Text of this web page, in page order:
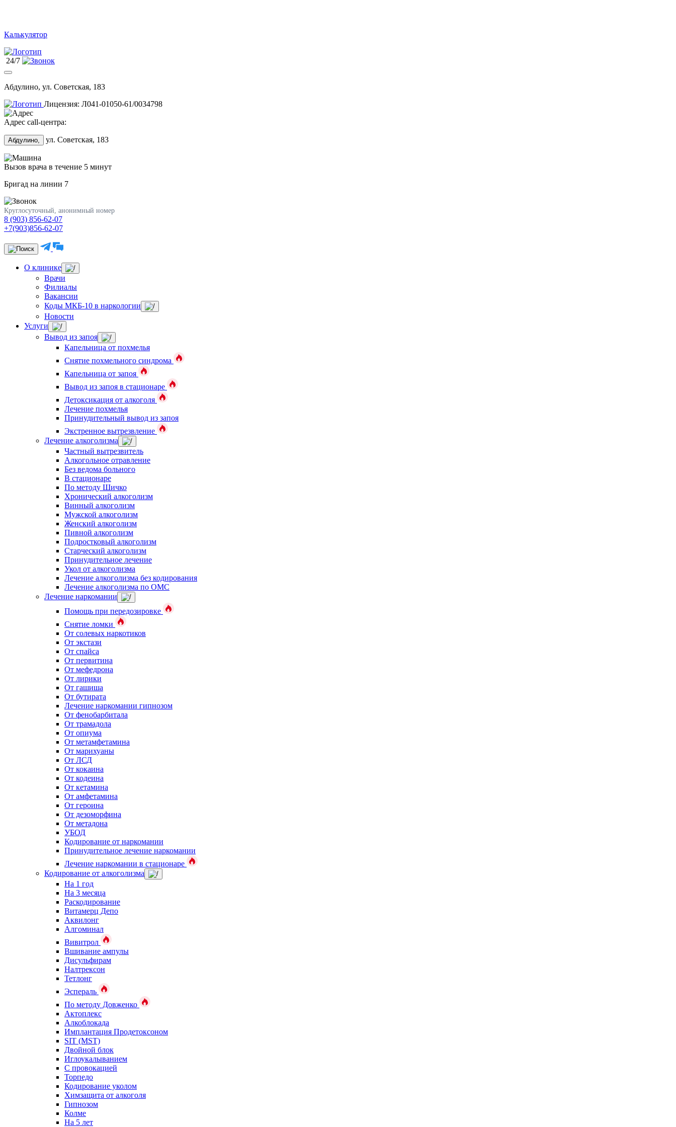
Калькулятор
24/7
Абдулино, ул. Советская, 183
Лицензия: Л041-01050-61/0034798
Адрес call-центра:
Абдулино, ул. Советская, 183
Вызов врача в течение 5 минут
Бригад на линии 7
Круглосуточный, анонимный номер
8 (903) 856-62-07
+7(903)856-62-07
О клинике
Врачи
Филиалы
Вакансии
Коды МКБ-10 в наркологии
Новости
Услуги
Вывод из запоя
Капельница от похмелья
Снятие похмельного синдрома
Капельница от запоя
Вывод из запоя в стационаре
Детоксикация от алкоголя
Лечение похмелья
Принудительный вывод из запоя
Экстренное вытрезвление
Лечение алкоголизма
Частный вытрезвитель
Алкогольное отравление
Без ведома больного
В стационаре
По методу Шичко
Хронический алкоголизм
Винный алкоголизм
Мужской алкоголизм
Женский алкоголизм
Пивной алкоголизм
Подростковый алкоголизм
Старческий алкоголизм
Принудительное лечение
Укол от алкоголизма
Лечение алкоголизма без кодирования
Лечение алкоголизма по ОМС
Лечение наркомании
Помощь при передозировке
Снятие ломки
От солевых наркотиков
От экстази
От спайса
От первитина
От мефедрона
От лирики
От гашиша
От бутирата
Лечение наркомании гипнозом
От фенобарбитала
От трамадола
От опиума
От метамфетамина
От марихуаны
От ЛСД
От кокаина
От кодеина
От кетамина
От амфетамина
От героина
От дезоморфина
От метадона
УБОД
Кодирование от наркомании
Принудительное лечение наркомании
Лечение наркомании в стационаре
Кодирование от алкоголизма
На 1 год
На 3 месяца
Раскодирование
Витамерц Депо
Аквилонг
Алгоминал
Вивитрол
Вшивание ампулы
Дисульфирам
Налтрексон
Тетлонг
Эспераль
По методу Довженко
Актоплекс
Алкоблокада
Имплантация Продетоксоном
SIT (MST)
Двойной блок
Иглоукалыванием
С провокацией
Торпедо
Кодирование уколом
Химзащита от алкоголя
Гипнозом
Колме
На 5 лет